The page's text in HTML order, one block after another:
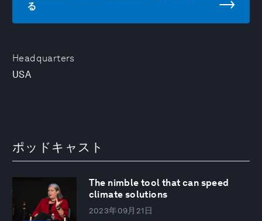
Headquarters
USA
る
ポッドキャスト
The nimble tool that can speed
climate solutions
2023年09月21日